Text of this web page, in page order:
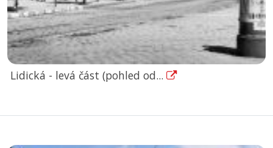
Lidická - levá část (pohled od...